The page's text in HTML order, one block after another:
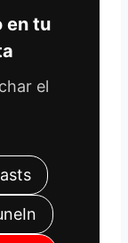
en tu
el